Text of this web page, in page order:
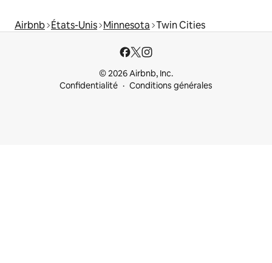
Airbnb États-Unis Minnesota Twin Cities
© 2026 Airbnb, Inc.
Confidentialité
Conditions générales